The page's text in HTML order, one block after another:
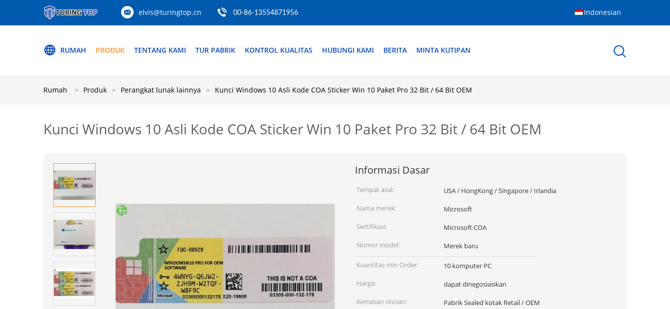
elvis@turingtop.cn 00-86-13554871956 Indonesian
RUMAH PRODUK TENTANG KAMI TUR PABRIK KONTROL KUALITAS HUBUNGI KAMI BERITA MINTA KUTIPAN
Rumah Produk Perangkat lunak lainnya Kunci Windows 10 Asli Kode COA Sticker Win 10 Paket Pro 32 Bit / 64 Bit OEM
Kunci Windows 10 Asli Kode COA Sticker Win 10 Paket Pro 32 Bit / 64 Bit OEM
Informasi Dasar
Tempat asal:
USA / HongKong / Singapore / Irlandia
Nama merek:
Microsoft
Sertifikasi:
Microsoft COA
Nomor model:
Merek baru
Kuantitas min Order:
10 komputer PC
Harga:
dapat dinegosiasikan
Kemasan rincian:
Pabrik Sealed kotak Retail / OEM